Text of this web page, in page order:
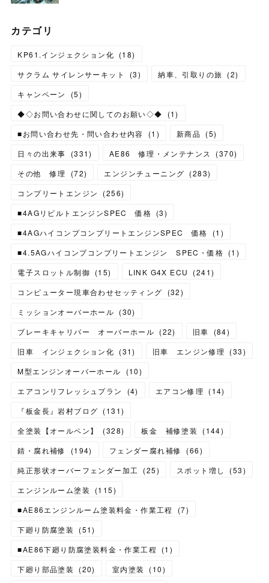
カテゴリ
KP61.インジェクション化 (18)
サクラム サイレンサーキット
(3) 納車、引取りの旅 (2)
キャンペーン
(5)
◆◇お問い合わせに関してのお願い◇◆
(1)
■お問い合わせ先・問い合わせ内容
(1 ) 新商品 (5)
日々の出来事
(331) AE86 修理・メンテナンス (370)
その他 修理
(72) エンジンチューニング (283)
コンプリートエンジン
(256)
■4AGリビルトエンジンSPEC 価格 (3)
■4AGハイコンプコンプリートエンジンSPEC 価格
(1 )
■4.5AGハイコンプコンプリートエンジン SPEC・価格 (1 )
電子スロットル制御 (15) LINK G4X ECU (241)
コンピューター現車合わせセッティング
(32)
ミッションオーバーホール (30)
ブレーキキャリパー オーバーホール (22) 旧車 (84)
旧車 インジェクション化 (31) 旧車 エンジン修理 (33)
M型エンジンオーバーホール
(10)
エアコンリフレッシュプラン
(4) エアコン修理 (14)
『板金長』岩村ブログ (131)
全塗装【オールペン】
(328) 板金 補修塗装 (144)
錆・腐れ補修
(194) フェンダー腐れ補修 (66)
純正形状オーバーフェンダー加工
(25) スポット増し (53)
エンジンルーム塗装
(115)
■AE86エンジンルーム塗装料金・作業工程
(7)
下廻り防腐塗装
(51)
■AE86下廻り防腐塗装料金・作業工程
(1 )
下廻り部品塗装
(20) 室内塗装 (10)